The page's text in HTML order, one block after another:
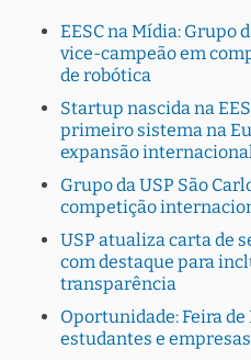
EESC na Mídia: Grupo
vice-campeão em
de robótica
Startup nascida na
primeiro sistema na
expansão
Grupo da USP São
competição
USP atualiza carta de
com destaque para
transparência
Oportunidade: Feira
estudantes e